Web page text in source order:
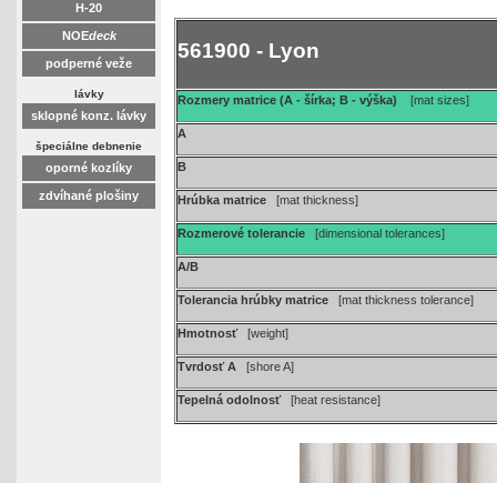
H-20
NOEdeck
podperné veže
lávky
sklopné konz. lávky
špeciálne debnenie
oporné kozlíky
zdvíhané plošiny
561900 - Lyon
Rozmery matrice (A - šírka; B - výška) [mat sizes]
A
B
Hrúbka matrice [mat thickness]
Rozmerové tolerancie [dimensional tolerances]
A/B
Tolerancia hrúbky matrice [mat thickness tolerance]
Hmotnosť[weight]
Tvrdosť A [shore A]
Tepelná odolnosť [heat resistance]